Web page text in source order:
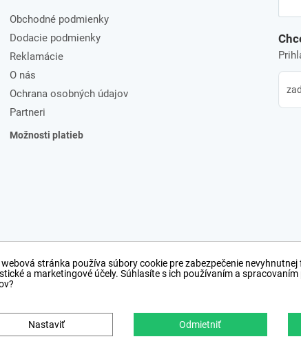
Obchodné podmienky
Dodacie podmienky
Reklamácie
O nás
Ochrana osobných údajov
Partneri
Možnosti platieb
stránka používa súbory cookie pre zabezpečenie
a marketingové účely. Súhlasíte s ich používaním a
Nastaviť Odmietniť